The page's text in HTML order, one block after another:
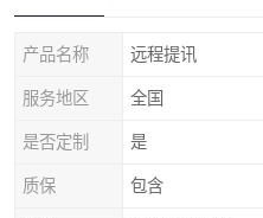
产品名称 远程提讯
服务地区 全国
是否定制 是
质保 包含